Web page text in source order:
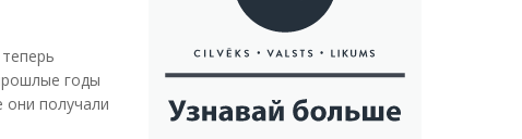
годы
они получали